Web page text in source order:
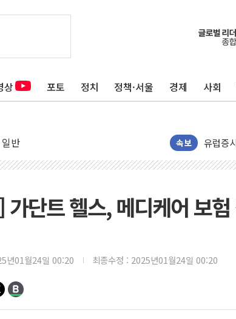
상 포토 정치 정책·서울 경제 사회
일반 속보
미 연준
[종합]
美 항
이란 핵
뉴욕
[종합]
[사진]
가단트 헬스, 메디케어 보
년01월24일 00:20 최종수정 : 2025년01월24일 00:20